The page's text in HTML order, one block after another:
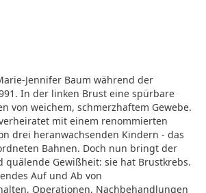
Jennifer Baum während der
In der linken Brust eine spürbare
von weichem, schmerzhaftem Gewebe.
mit einem renommierten
drei heranwachsenden Kindern - das
Bahnen. Doch nun bringt der
quälende Gewißheit: sie hat Brustkrebs.
Auf und Ab von
Operationen, Nachbehandlungen